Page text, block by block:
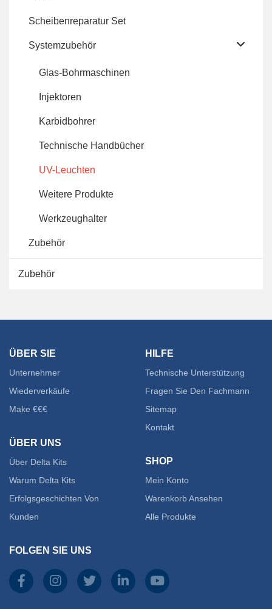
Scheibenreparatur Set
Systemzubehör
Glas-Bohrmaschinen
Injektoren
Karbidbohrer
Technische Handbücher
UV-Leuchten
Weitere Produkte
Werkzeughalter
Zubehör
Zubehör
ÜBER SIE
Unternehmer
Wiederverkäufe
Make €€€
ÜBER UNS
Über Delta Kits
Warum Delta Kits
Erfolgsgeschichten Von
Kunden
HILFE
Technische Unterstützung
Fragen Sie Den Fachmann
Sitemap
Kontakt
SHOP
Mein Konto
Warenkorb Ansehen
Alle Produkte
FOLGEN SIE UNS